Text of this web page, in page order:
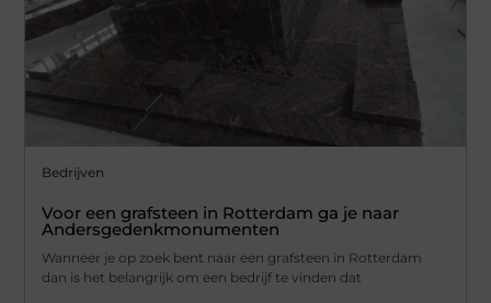
Bedrijven
Voor een grafsteen in Rotterdam ga je naar
Andersgedenkmonumenten
Wanneer je op zoek bent naar een grafsteen in Rotterdam
dan is het belangrijk om een bedrijf te vinden dat